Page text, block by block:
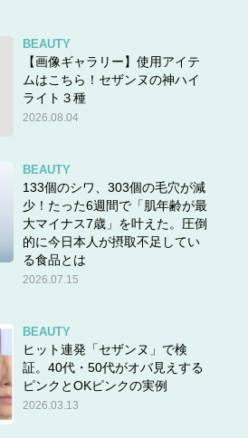
BEAUTY
【画像ギャラリー】使用アイテ
ムはこちら！セザンヌの神ハイ
ライト３種
2026.08.04
BEAUTY
133個のシワ、303個の毛穴が減
少！たった6週間で「肌年齢が最
大マイナス7歳」を叶えた。圧倒
的に今日本人が摂取不足してい
る食品とは
2026.07.15
BEAUTY
ヒット連発「セザンヌ」で検
証。40代・50代がオバ見えする
ピンクとOKピンクの実例
2026.03.13